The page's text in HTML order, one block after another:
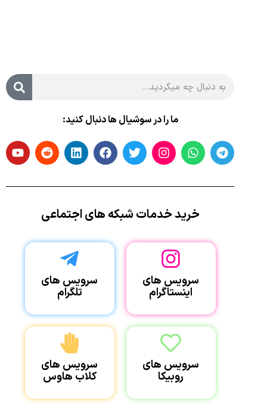
ما را در سوشیال ها دنبال کنید:
خرید خدمات شبکه های اجتماعی
سرویس های
اینستاگرام
سرویس های
تلگرام
سرویس های
روبیکا
سرویس های
کلاب هاوس